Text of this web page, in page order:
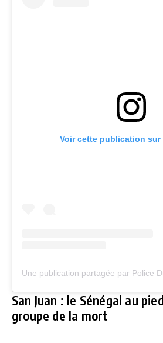
Voir cette publication sur
San Juan : le Sénégal au
groupe de la mort